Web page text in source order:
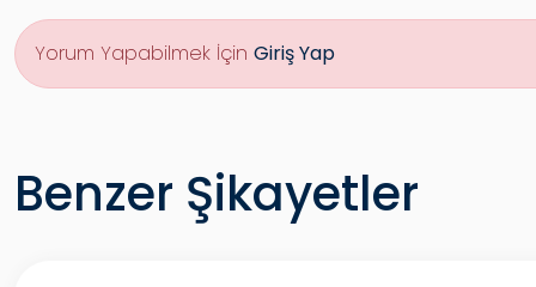
Yorum Yapabilmek İçin Giriş Yap
Benzer Şikayetler